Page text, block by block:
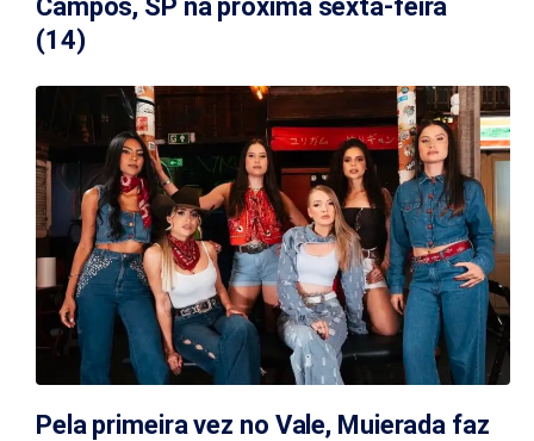
Campos, SP na próxima sexta-feira
(14)
Pela primeira vez no Vale, Muierada faz